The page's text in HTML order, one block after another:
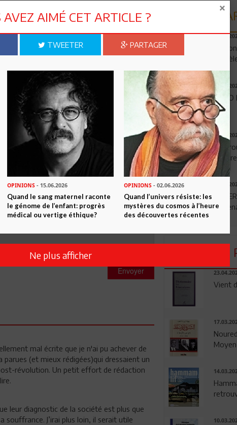
ABONNEZ-VOUS
4Commentaires
Commenter
Envoyer
mal écrite que je n'ai pu achever de
(et mieux rédigées)qui dressaient un
révolution. Un petit effort de rédaction
leur diagnostic de la société est plus que
souffrance. J’irai plus loin, il serait utile
Un
OPPO
...
Le
La
Vient
AVEZ AIMÉ CET ARTICLE ?
TWEETER PARTAGER
OPINIONS - 15.06.2026
Quand le sang maternel raconte
le génome de l’enfant: progrès
médical ou vertige éthique?
OPINIONS- 02.06.2026
Quand l’univers résiste: les
mystères du cosmos à l’heure
des découvertes récentes
Ne plus afficher